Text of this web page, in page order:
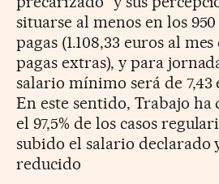
situarse al menos en los
pagas (1.108,33 euros al
pagas extras), y para
salario mínimo será de
En este sentido, Trabajo ha
el 97,5% de los casos
subido el salario declarado
reducido